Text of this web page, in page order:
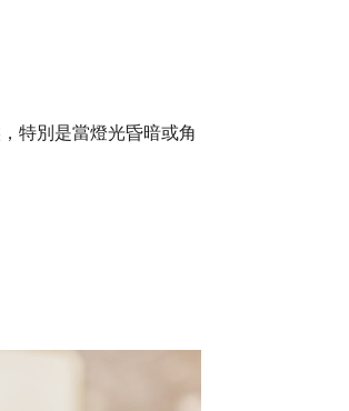
特別是當燈光昏暗或角